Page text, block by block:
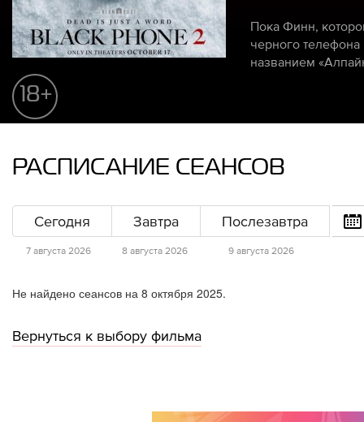
18+
Пока Финн,
черного
названием
РАСПИСАНИЕ СЕАНСОВ
Сегодня
7 августа 2026
Завтра
8 августа 2026
Послезавтра
9 августа 2026
Не найдено сеансов на 8 октября 2025.
Вернуться к выбору фильма